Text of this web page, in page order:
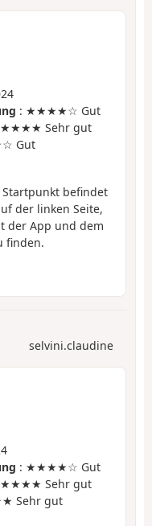
: ★★★★☆ Gut
Sehr gut
Gut
Startpunkt befindet
der linken Seite,
der App und dem
finden.
selvini.claudine
: ★★★★☆ Gut
Sehr gut
Sehr gut